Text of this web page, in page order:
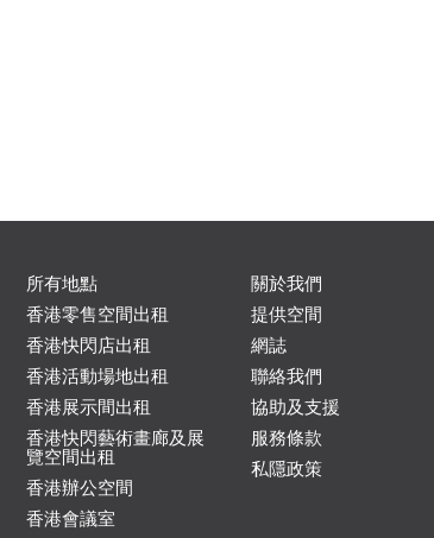
所有地點
香港零售空間出租
香港快閃店出租
香港活動場地出租
香港展示間出租
香港快閃藝術畫廊及展
覽空間出租
香港辦公空間
香港會議室
關於我們
提供空間
網誌
聯絡我們
協助及支援
服務條款
私隱政策